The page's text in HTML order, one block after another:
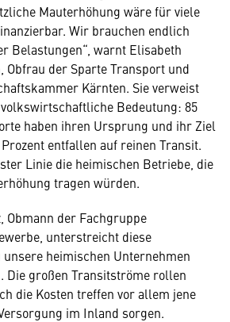
Mauterhöhung wäre für viele
Wir brauchen endlich
Belastungen“, warnt Elisabeth
der Sparte Transport und
Kärnten. Sie verweist
Bedeutung: 85
haben ihren Ursprung und ihr Ziel
entfallen auf reinen Transit.
Linie die heimischen Betriebe, die
tragen würden.
Obmann der Fachgruppe
unterstreicht diese
unsere heimischen Unternehmen
Die großen Transitströme rollen
die Kosten treffen vor allem jene
im Inland sorgen.